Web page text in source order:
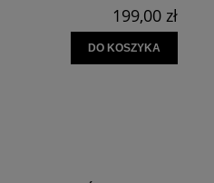
199,00 zł
DO KOSZYKA